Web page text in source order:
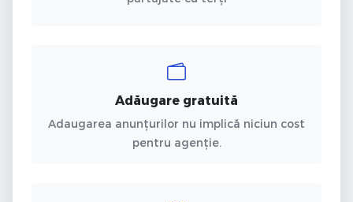
Adăugare gratuită
Adaugarea anunțurilor nu implică niciun cost
pentru agenție.